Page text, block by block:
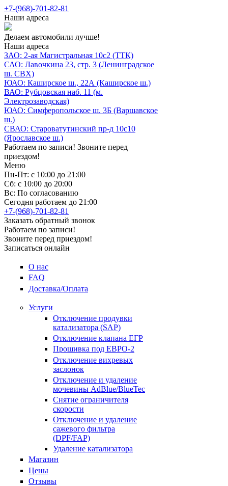
+7-(968)-701-82-81
Наши адреса
Делаем автомобили лучше!
Наши адреса
ЗАО: 2-ая Магистральная 10с2 (ТТК)
САО: Лавочкина 23, стр. 3 (Ленинградское
ш. СВХ)
ЮАО: Каширское ш., 22А (Каширское ш.)
ВАО: Рубцовская наб. 11 (м.
Электрозаводская)
ЮАО: Симферопольское ш. 3Б (Варшавское
ш.)
СВАО: Староватутинский пр-д 10с10
(Ярославское ш.)
Работаем по записи! Звоните перед
приездом!
Меню
Пн-Пт: с 10:00 до 21:00
Сб: с 10:00 до 20:00
Вс: По согласованию
Сегодня работаем до 21:00
+7-(968)-701-82-81
Заказать обратный звонок
Работаем по записи!
Звоните перед приездом!
Записаться онлайн
О нас
FAQ
Доставка/Оплата
Услуги
Отключение продувки
катализатора (SAP)
Отключение клапана ЕГР
Прошивка под ЕВРО-2
Отключение вихревых
заслонок
Отключение и удаление
мочевины AdBlue/BlueTec
Снятие ограничителя
скорости
Отключение и удаление
сажевого фильтра
(DPF/FAP)
Удаление катализатора
Магазин
Цены
Отзывы